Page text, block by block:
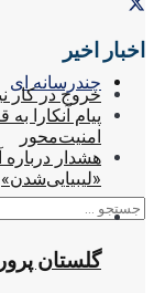
چندرسانه ای
اخبار اخیر
خروج در کار
پیام آنکارا
امنیت‌محور
هشدار
«لیبیایی‌شدن»
گلستان